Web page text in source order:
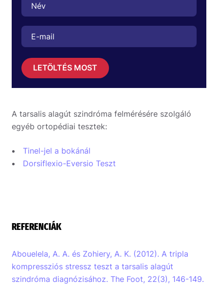
LETÖLTÉS MOST
A tarsalis alagút szindróma felmérésére szolgáló
egyéb ortopédiai tesztek:
Tinel-jel a bokánál
Dorsiflexio-Eversio Teszt
REFERENCIÁK
Abouelela, A. A. és Zohiery, A. K. (2012). A tripla
kompressziós stressz teszt a tarsalis alagút
szindróma diagnózisához. The Foot, 22(3), 146-149.